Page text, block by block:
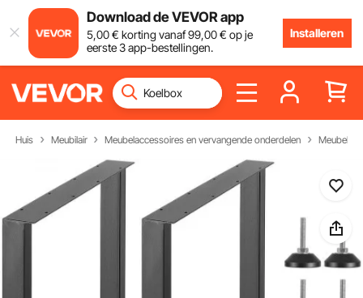
Download de VEVOR app
5,00€ korting vanaf99,00€ op je
eerste 3 app-bestellingen.
Installeren
Huis Meubilair Meubelaccessoires en vervangende onderdelen